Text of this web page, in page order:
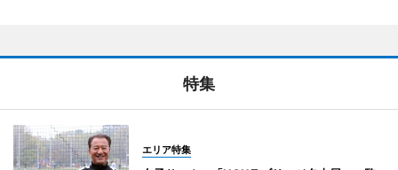
特集
エリア特集